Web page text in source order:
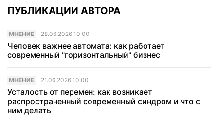
ПУБЛИКАЦИИ АВТОРА
МНЕНИЕ 28.06.2026 10:00
Человек важнее автомата: как работает
современный "горизонтальный" бизнес
МНЕНИЕ 21.06.2026 10:00
Усталость от перемен: как возникает
распространенный современный синдром и что с
ним делать